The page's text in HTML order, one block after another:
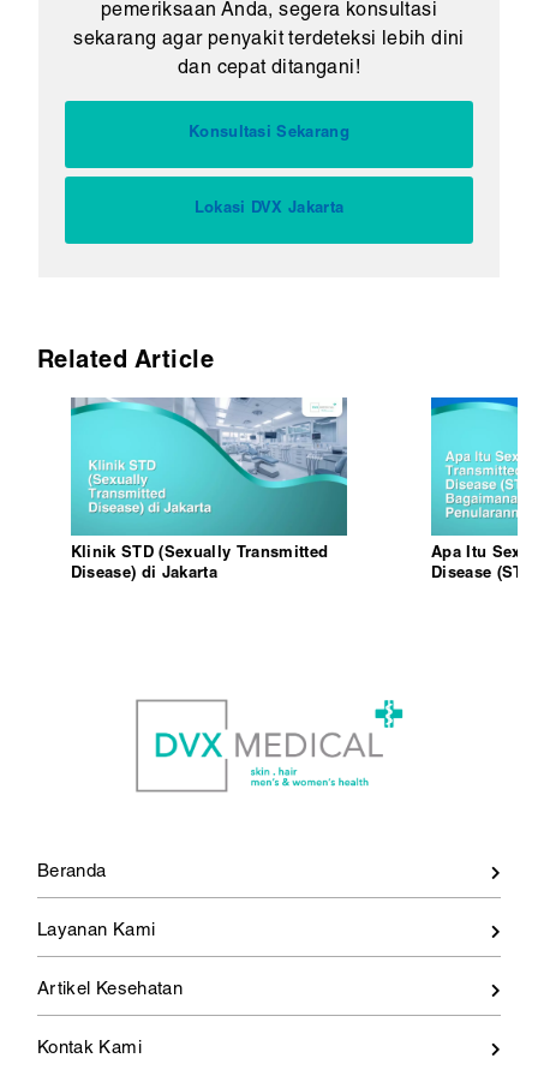
pemeriksaan Anda, segera konsultasi
sekarang agar penyakit terdeteksi lebih dini
dan cepat ditangani!
Konsultasi Sekarang
Lokasi DVX Jakarta
Related Article
Klinik STD (Sexually Transmitted
Disease) di Jakarta
Apa Itu
Disease
Beranda
Layanan Kami
Artikel Kesehatan
Kontak Kami